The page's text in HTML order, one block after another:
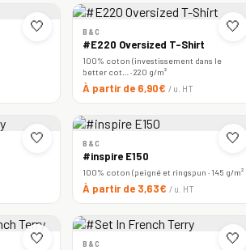
🤍 🤍
B&C
#E220 Oversized T-Shirt
100% coton (investissement dans le
better cot… · 220 g/m²
À partir de 6,90€ / u. HT
🤍 🤍
B&C
#inspire E150
100% coton (peigné et ringspun · 145 g/m²
À partir de 3,63€ / u. HT
🤍 🤍
B&C